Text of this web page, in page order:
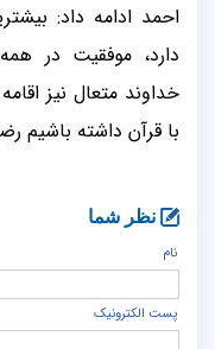
احمد ادامه داد:
دارد، موفقیت در
خداوند متعال نیز
با قرآن داشته
نظر شما
نام
پست الكترونيک